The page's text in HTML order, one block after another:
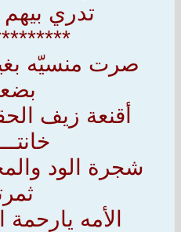
تدري
صرت منسيّه
أقنعة زيف
شجرة الود
الأمه يارحمة